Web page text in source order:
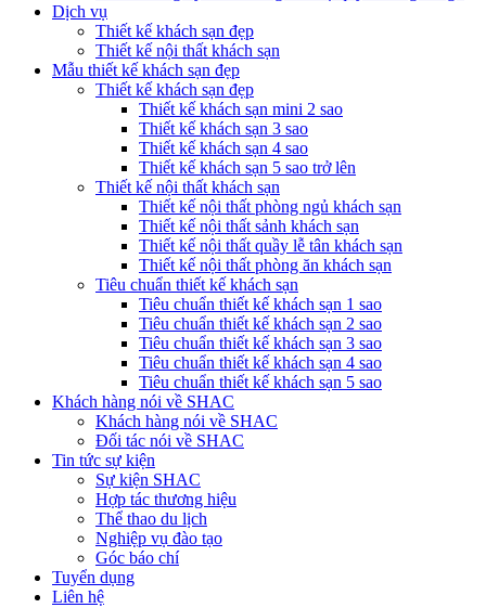
Dịch vụ
Thiết kế khách sạn đẹp
Thiết kế nội thất khách sạn
Mẫu thiết kế khách sạn đẹp
Thiết kế khách sạn đẹp
Thiết kế khách sạn mini 2 sao
Thiết kế khách sạn 3 sao
Thiết kế khách sạn 4 sao
Thiết kế khách sạn 5 sao trở lên
Thiết kế nội thất khách sạn
Thiết kế nội thất phòng ngủ khách sạn
Thiết kế nội thất sảnh khách sạn
Thiết kế nội thất quầy lễ tân khách sạn
Thiết kế nội thất phòng ăn khách sạn
Tiêu chuẩn thiết kế khách sạn
Tiêu chuẩn thiết kế khách sạn 1 sao
Tiêu chuẩn thiết kế khách sạn 2 sao
Tiêu chuẩn thiết kế khách sạn 3 sao
Tiêu chuẩn thiết kế khách sạn 4 sao
Tiêu chuẩn thiết kế khách sạn 5 sao
Khách hàng nói về SHAC
Khách hàng nói về SHAC
Đối tác nói về SHAC
Tin tức sự kiện
Sự kiện SHAC
Hợp tác thương hiệu
Thể thao du lịch
Nghiệp vụ đào tạo
Góc báo chí
Tuyển dụng
Liên hệ